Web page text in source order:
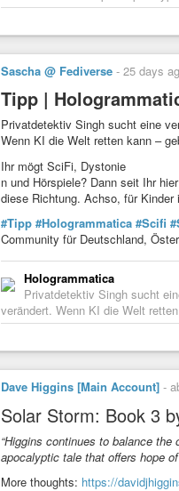
performatif à vouloir ne plus être
Les 3 convives : « Certes ! »
L’extraterrestre : « Donc voilou, à
respectueux, et donc de changer
Ainsi fut fait. Rêve ? Rêve ! Ainsi
Humeur à l’improvisation
Façon de vous inviter conseiller
Vidéo de lecture du
Vidéo de lecture du poème
vidéo de lecture de «La
Vidéo de lecture de
https://indymotion.fr/w/p/
Vidéos de lecture du
https://indymotion.fr/w/p/
Sascha @ Fediverse - 25 days
Tipp |
Privatdetektiv Singh sucht eine
Wenn KI die Welt retten kann –
Ihr mögt SciFi, Dystonie
n und Hörspiele? Dann seit Ihr
diese Richtung. Achso, für
#Tipp #Hologrammatica #Scifi
Community für Deutschland,
Hologrammatica
Privatdetektiv Singh sucht
verändert. Wenn KI die Welt
Dave Higgins [Main Account] -
Solar Storm: Book 3
“Higgins continues to balance
apocalyptic tale that offers hope
More thoughts: https://